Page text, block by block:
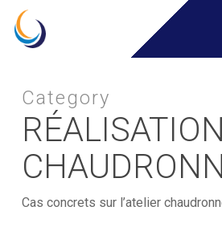
Skip
content
Category
Cas concrets sur l’atelier